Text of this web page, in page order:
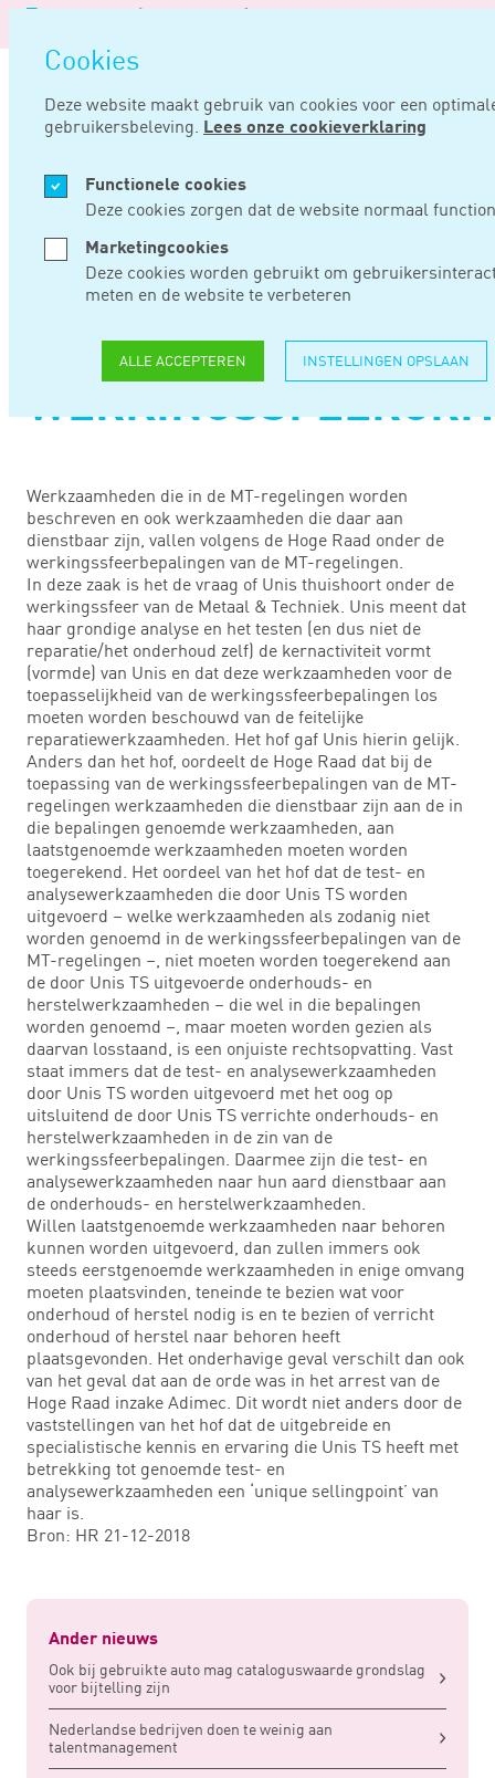
overslaan
Cookies
Deze website maakt gebruik van cookies voor een
gebruikersbeleving. Lees onze cookieverklaring
Functionele cookies
Deze cookies zorgen dat de website normaal
Marketingcookies
Deze cookies worden gebruikt om
meten en de website te verbeteren
ALLE ACCEPTEREN INSTELLINGEN OPSLAAN
Logo
Noord
Negentig
JAN 10, 2019
METAAL EN
TECHNIEK:
KWANTITATIEF
Werkzaamheden die in de MT-regelingen worden
beschreven en ook werkzaamheden die daar aan
dienstbaar zijn, vallen volgens de Hoge Raad onder de
werkingssfeerbepalingen van de MT-regelingen.
In deze zaak is het de vraag of Unis thuishoort onder de
werkingssfeer van de Metaal & Techniek. Unis meent dat
haar grondige analyse en het testen (en dus niet de
reparatie/het onderhoud zelf) de kernactiviteit vormt
(vormde) van Unis en dat deze werkzaamheden voor de
toepasselijkheid van de werkingssfeerbepalingen los
moeten worden beschouwd van de feitelijke
reparatiewerkzaamheden. Het hof gaf Unis hierin gelijk.
Anders dan het hof, oordeelt de Hoge Raad dat bij de
toepassing van de werkingssfeerbepalingen van de MT-
regelingen werkzaamheden die dienstbaar zijn aan de in
die bepalingen genoemde werkzaamheden, aan
laatstgenoemde werkzaamheden moeten worden
toegerekend. Het oordeel van het hof dat de test- en
analysewerkzaamheden die door Unis TS worden
uitgevoerd – welke werkzaamheden als zodanig niet
worden genoemd in de werkingssfeerbepalingen van de
MT-regelingen –, niet moeten worden toegerekend aan
de door Unis TS uitgevoerde onderhouds- en
herstelwerkzaamheden – die wel in die bepalingen
worden genoemd –, maar moeten worden gezien als
daarvan losstaand, is een onjuiste rechtsopvatting. Vast
staat immers dat de test- en analysewerkzaamheden
door Unis TS worden uitgevoerd met het oog op
uitsluitend de door Unis TS verrichte onderhouds- en
herstelwerkzaamheden in de zin van de
werkingssfeerbepalingen. Daarmee zijn die test- en
analysewerkzaamheden naar hun aard dienstbaar aan
de onderhouds- en herstelwerkzaamheden.
Willen laatstgenoemde werkzaamheden naar behoren
kunnen worden uitgevoerd, dan zullen immers ook
steeds eerstgenoemde werkzaamheden in enige omvang
moeten plaatsvinden, teneinde te bezien wat voor
onderhoud of herstel nodig is en te bezien of verricht
onderhoud of herstel naar behoren heeft
plaatsgevonden. Het onderhavige geval verschilt dan ook
van het geval dat aan de orde was in het arrest van de
Hoge Raad inzake Adimec. Dit wordt niet anders door de
vaststellingen van het hof dat de uitgebreide en
specialistische kennis en ervaring die Unis TS heeft met
betrekking tot genoemde test- en
analysewerkzaamheden een ‘unique sellingpoint’ van
haar is.
Bron: HR 21-12-2018
Ander nieuws
Ook bij gebruikte auto mag cataloguswaarde grondslag
voor bijtelling zijn
Nederlandse bedrijven doen te weinig aan
talentmanagement